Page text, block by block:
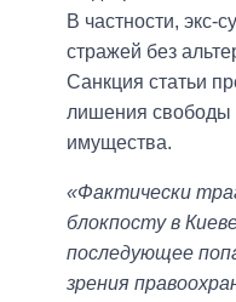
В частности, экс-
стражей без
Санкция статьи
лишения свободы
имущества.
«Фактически
блокпосту в
последующее
зрения